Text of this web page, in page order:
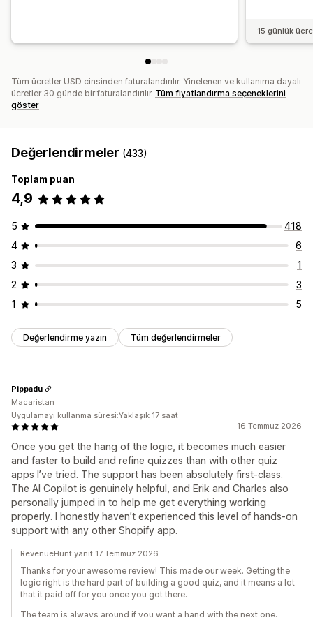
15 günlük
Tüm ücretler USD cinsinden faturalandırılır. Yinelenen ve kullanıma dayalı
ücretler 30 günde bir faturalandırılır. Tüm fiyatlandırma seçeneklerini
göster
Değerlendirmeler (433)
Toplam puan
4,9
5
418
4
6
3
1
2
3
1
5
Değerlendirme yazın Tüm değerlendirmeler
16 Temmuz 2026
Once you get the hang of the logic, it becomes much easier
and faster to build and refine quizzes than with other quiz
apps I’ve tried. The support has been absolutely first-class.
The AI Copilot is genuinely helpful, and Erik and Charles also
personally jumped in to help me get everything working
properly. I honestly haven’t experienced this level of hands-on
support with any other Shopify app.
Pippadu
Macaristan
Uygulamayı kullanma süresi:Yaklaşık 17 saat
RevenueHunt yanıt 17 Temmuz 2026
Thanks for your awesome review! This made our week. Getting the
logic right is the hard part of building a good quiz, and it means a lot
that it paid off for you once you got there.
The team is always around if you want a hand with the next one.